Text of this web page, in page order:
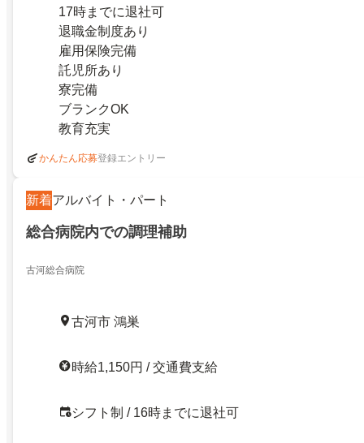
17時までに退社可
退職金制度あり
雇用保険完備
託児所あり
寮完備
ブランクOK
教育充実
かんたん応募登録エントリー
新着アルバイト・パート
総合病院内での調理補助
古河総合病院
古河市 鴻巣
時給1,150円 / 交通費支給
シフト制 / 16時までに退社可